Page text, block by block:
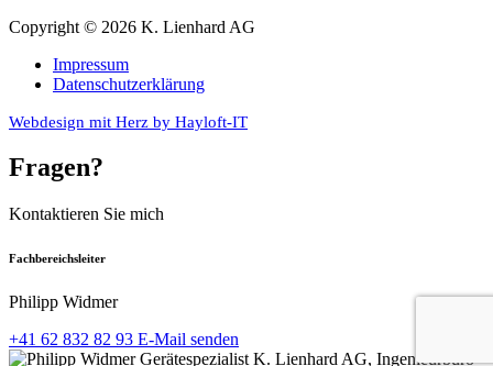
Copyright © 2026 K. Lienhard AG
Impressum
Datenschutzerklärung
Webdesign mit Herz by Hayloft-IT
Fragen?
Kontaktieren Sie mich
Fachbereichsleiter
Philipp Widmer
+41 62 832 82 93 E-Mail senden